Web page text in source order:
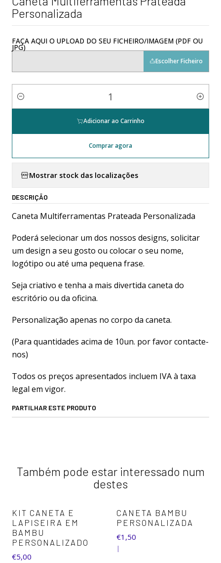
Personalizada
FAÇA AQUI O UPLOAD DO SEU FICHEIRO/IMAGEM (PDF OU
JPG)
Escolher Ficheiro
Quantidade
Adicionar ao Carrinho
Comprar agora
Mostrar stock das localizações
DESCRIÇÃO
Caneta Multiferramentas Prateada Personalizada
Poderá selecionar um dos nossos designs, solicitar
um design a seu gosto ou colocar o seu nome,
logótipo ou até uma pequena frase.
Seja criativo e tenha a mais divertida caneta do
escritório ou da oficina.
Personalização apenas no corpo da caneta.
(Para quantidades acima de 10un. por favor contacte-
nos)
Todos os preços apresentados incluem IVA à taxa
legal em vigor.
PARTILHAR ESTE PRODUTO
Também pode estar interessado num
destes
KIT CANETA E
LAPISEIRA EM
BAMBU
PERSONALIZADO
€5,00
CANETA BAMBU
PERSONALIZADA
€1,50
|